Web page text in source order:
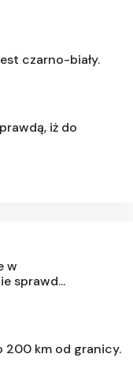
czarno-biały.
iż do
w
sprawd...
200 km od granicy.